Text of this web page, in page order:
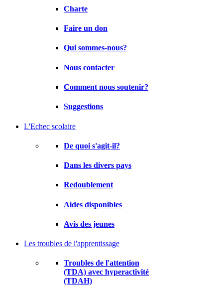
Charte
Faire un don
Qui sommes-nous?
Nous contacter
Comment nous soutenir?
Suggestions
L'Echec scolaire
De quoi s'agit-il?
Dans les divers pays
Redoublement
Aides disponibles
Avis des jeunes
Les troubles de l'apprentissage
Troubles de l'attention
(TDA) avec hyperactivité
(TDAH)